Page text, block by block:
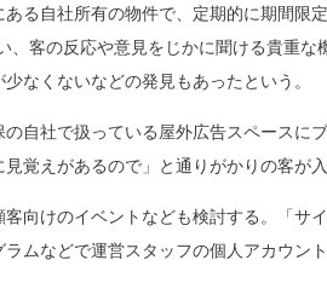
る自社所有の物件で、定期的に期間限
、客の反応や意見をじかに聞ける貴重
なくないなどの発見もあったという。
自社で扱っている屋外広告スペースに
覚えがあるので」と通りがかりの客が
向けのイベントなども検討する。「サ
ムなどで運営スタッフの個人アカウン